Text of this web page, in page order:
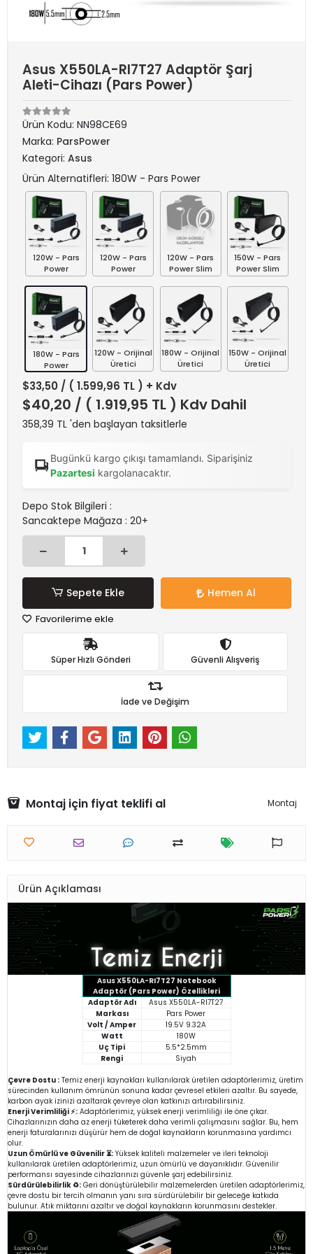
Asus X550LA-RI7T27 Adaptör Şarj
Aleti-Cihazı (Pars Power)
Ürün Kodu: NN98CE69
Marka: ParsPower
Kategori: Asus
Ürün Alternatifleri: 180W - Pars Power
120W - Pars
Power
120W - Pars
Power
120W - Pars
Power Slim
150W - Pars
Power Slim
180W - Pars
Power
120W - Orijinal
Üretici
180W - Orijinal
Üretici
150W - Orijinal
Üretici
$33,50 / ( 1.599,96 TL ) + Kdv
$40,20 / ( 1.919,95 TL ) Kdv Dahil
358,39 TL 'den başlayan taksitlerle
Bugünkü kargo çıkışı tamamlandı. Siparişiniz
Pazartesi kargolanacaktır.
Depo Stok Bilgileri :
Sancaktepe Mağaza : 20+
Sepete Ekle Hemen Al
Favorilerime ekle
Süper Hızlı Gönderi Güvenli Alışveriş
İade ve Değişim
Montaj için fiyat teklifi al Montaj
Ürün Açıklaması
Asus X550LA-RI7T27 Notebook
Adaptör (Pars Power) Özellikleri
Adaptör Adı
Asus X550LA-RI7T27
Markası
Pars Power
Volt / Amper
19.5V 9.32A
Watt
180W
Uç Tipi
5.5*2.5mm
Rengi
Siyah
Çevre Dostu : Temiz enerji kaynakları kullanılarak üretilen adaptörlerimiz, üretim
sürecinden kullanım ömrünün sonuna kadar çevresel etkileri azaltır. Bu sayede,
karbon ayak izinizi azaltarak çevreye olan katkınızı artırabilirsiniz.
Enerji Verimliliği ⚡: Adaptörlerimiz, yüksek enerji verimliliği ile öne çıkar.
Cihazlarınızın daha az enerji tüketerek daha verimli çalışmasını sağlar. Bu, hem
enerji faturalarınızı düşürür hem de doğal kaynakların korunmasına yardımcı
olur.
Uzun Ömürlü ve Güvenilir ⏳: Yüksek kaliteli malzemeler ve ileri teknoloji
kullanılarak üretilen adaptörlerimiz, uzun ömürlü ve dayanıklıdır. Güvenilir
performansı sayesinde cihazlarınızı güvenle şarj edebilirsiniz.
Sürdürülebilirlik ♻️: Geri dönüştürülebilir malzemelerden üretilen adaptörlerimiz,
çevre dostu bir tercih olmanın yanı sıra sürdürülebilir bir geleceğe katkıda
bulunur. Atık miktarını azaltır ve doğal kaynakların korunmasını destekler.